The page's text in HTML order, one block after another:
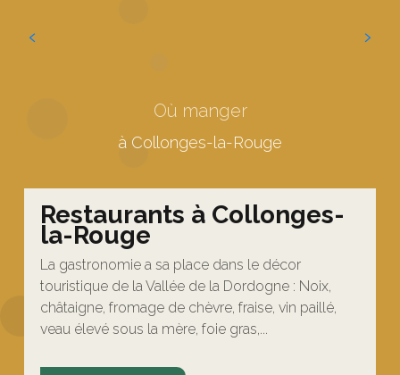
Où manger
à Collonges-la-Rouge
Restaurants à Collonges-
la-Rouge
La gastronomie a sa place dans le décor
touristique de la Vallée de la Dordogne : Noix,
châtaigne, fromage de chèvre, fraise, vin paillé,
veau élevé sous la mère, foie gras,...